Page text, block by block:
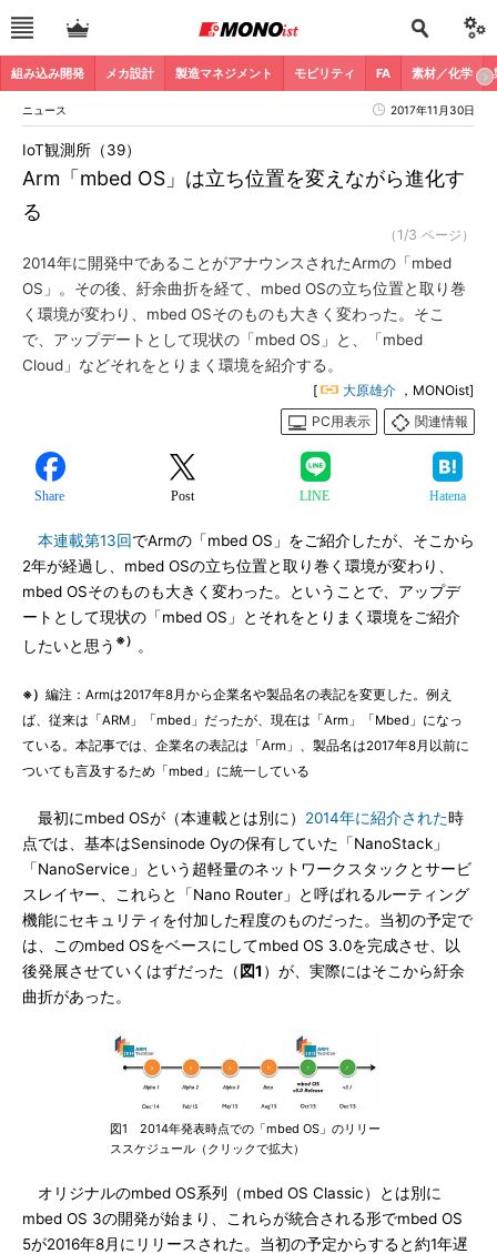
組み込み開発 メカ設計 製造マネジメント モビリティ FA 素材／化学
ニュース 2017年11月30日
Arm「mbed OS」は立ち位置を変えながら進化す
る
IoT観測所（39）
（1/3 ページ）
2014年に開発中であることがアナウンスされたArmの「mbed
OS」。その後、紆余曲折を経て、mbed OSの立ち位置と取り巻
く環境が変わり、mbed OSそのものも大きく変わった。そこ
で、アップデートとして現状の「mbed OS」と、「mbed
Cloud」などそれをとりまく環境を紹介する。
[ 大原雄介 ，MONOist]
PC用表示
関連情報
Share Post LINE Hatena
本連載第13回でArmの「mbed OS」をご紹介したが、そこから
2年が経過し、mbed OSの立ち位置と取り巻く環境が変わり、
mbed OSそのものも大きく変わった。ということで、アップデ
ートとして現状の「mbed OS」とそれをとりまく環境をご紹介
したいと思う ※） 。
※） 編注：Armは2017年8月から企業名や製品名の表記を変更した。例え
ば、従来は「ARM」「mbed」だったが、現在は「Arm」「Mbed」になっ
ている。本記事では、企業名の表記は「Arm」、製品名は2017年8月以前に
ついても言及するため「mbed」に統一している
最初にmbed OSが（本連載とは別に） 2014年に紹介された時
点では、基本はSensinode Oyの保有していた「NanoStack」
「NanoService」という超軽量のネットワークスタックとサービ
スレイヤー、これらと「Nano Router」と呼ばれるルーティング
機能にセキュリティを付加した程度のものだった。当初の予定で
は、このmbed OSをベースにしてmbed OS 3.0を完成させ、以
後発展させていくはずだった（図1 ）が、実際にはそこから紆余
曲折があった。
図1 2014年発表時点での「mbed OS」のリリー
ススケジュール（クリックで拡大）
オリジナルのmbed OS系列（mbed OS Classic）とは別に
mbed OS 3の開発が始まり、これらが統合される形でmbed OS
5が2016年8月にリリースされた。当初の予定からすると約1年遅